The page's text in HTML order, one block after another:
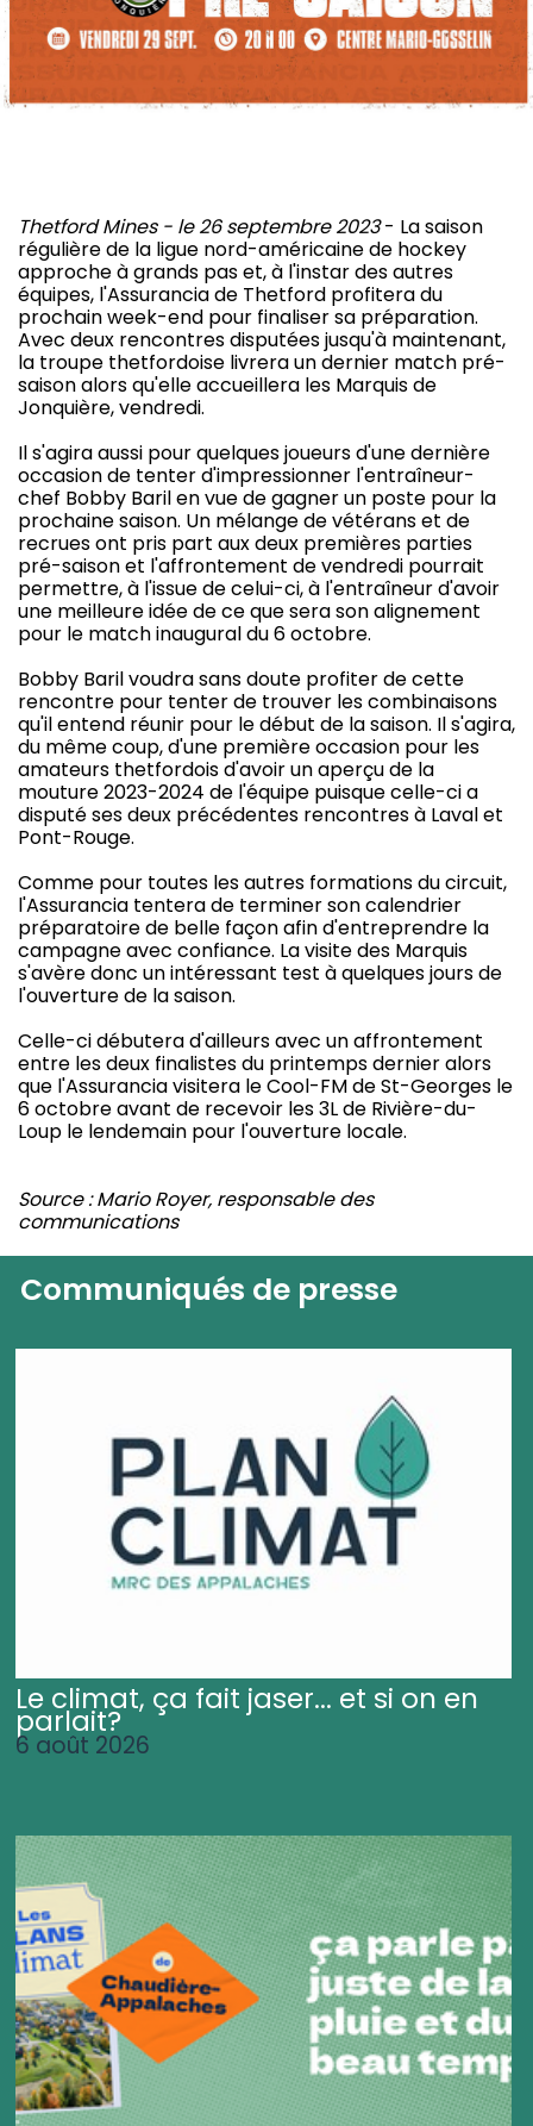
Thetford Mines - le 26 septembre 2023- La saison
régulière de la ligue nord-américaine de hockey
approche à grands pas et, à l'instar des autres
équipes, l'Assurancia de Thetford profitera du
prochain week-end pour finaliser sa préparation.
Avec deux rencontres disputées jusqu'à maintenant,
la troupe thetfordoise livrera un dernier match pré-
saison alors qu'elle accueillera les Marquis de
Jonquière, vendredi.
Il s'agira aussi pour quelques joueurs d'une dernière
occasion de tenter d'impressionner l'entraîneur-
chef Bobby Baril en vue de gagner un poste pour la
prochaine saison. Un mélange de vétérans et de
recrues ont pris part aux deux premières parties
pré-saison et l'affrontement de vendredi pourrait
permettre, à l'issue de celui-ci, à l'entraîneur d'avoir
une meilleure idée de ce que sera son alignement
pour le match inaugural du 6 octobre.
Bobby Baril voudra sans doute profiter de cette
rencontre pour tenter de trouver les combinaisons
qu'il entend réunir pour le début de la saison. Il s'agira,
du même coup, d'une première occasion pour les
amateurs thetfordois d'avoir un aperçu de la
mouture 2023-2024 de l'équipe puisque celle-ci a
disputé ses deux précédentes rencontres à Laval et
Pont-Rouge.
Comme pour toutes les autres formations du circuit,
l'Assurancia tentera de terminer son calendrier
préparatoire de belle façon afin d'entreprendre la
campagne avec confiance. La visite des Marquis
s'avère donc un intéressant test à quelques jours de
l'ouverture de la saison.
Celle-ci débutera d'ailleurs avec un affrontement
entre les deux finalistes du printemps dernier alors
que l'Assurancia visitera le Cool-FM de St-Georges le
6 octobre avant de recevoir les 3L de Rivière-du-
Loup le lendemain pour l'ouverture locale.
Source : Mario Royer, responsable des
communications
Communiqués de presse
Le climat, ça fait jaser... et si on en
parlait?
6 août 2026